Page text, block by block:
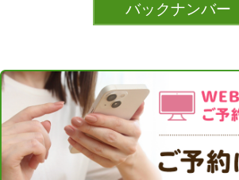
バックナンバー